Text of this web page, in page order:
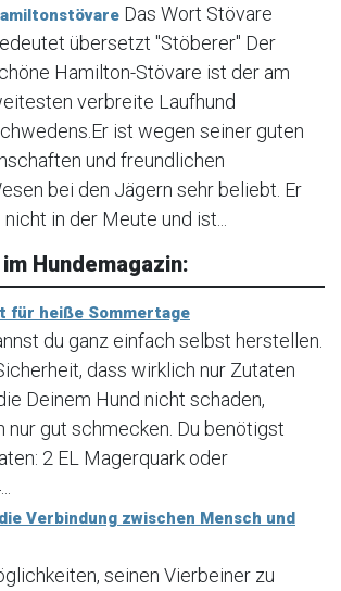
Das Wort Stövare
übersetzt "Stöberer" Der
Hamilton-Stövare ist der am
verbreite Laufhund
ist wegen seiner guten
und freundlichen
bei den Jägern sehr beliebt. Er
in der Meute und ist...
Hundemagazin:
für heiße Sommertage
du ganz einfach selbst herstellen.
dass wirklich nur Zutaten
Deinem Hund nicht schaden,
nur gut schmecken. Du benötigst
2 EL Magerquark oder
Verbindung zwischen Mensch und
seinen Vierbeiner zu